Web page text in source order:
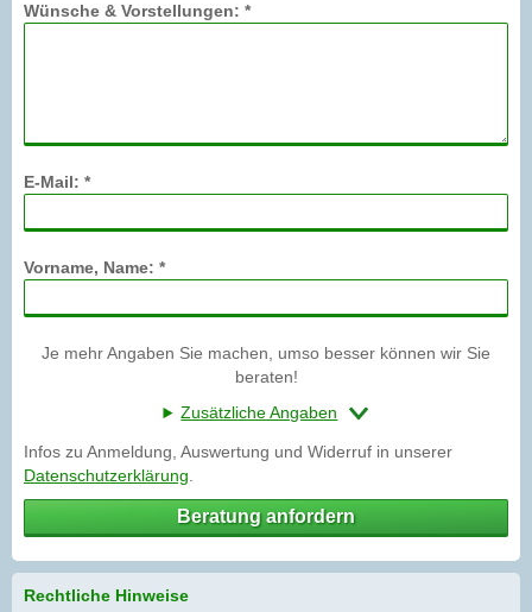
Wünsche & Vorstellungen: *
E-Mail: *
Vorname, Name: *
Je mehr Angaben Sie machen, umso besser können wir Sie
beraten!
Zusätzliche Angaben
Infos zu Anmeldung, Auswertung und Widerruf in unserer
Datenschutzerklärung
Beratung anfordern
Rechtliche Hinweise